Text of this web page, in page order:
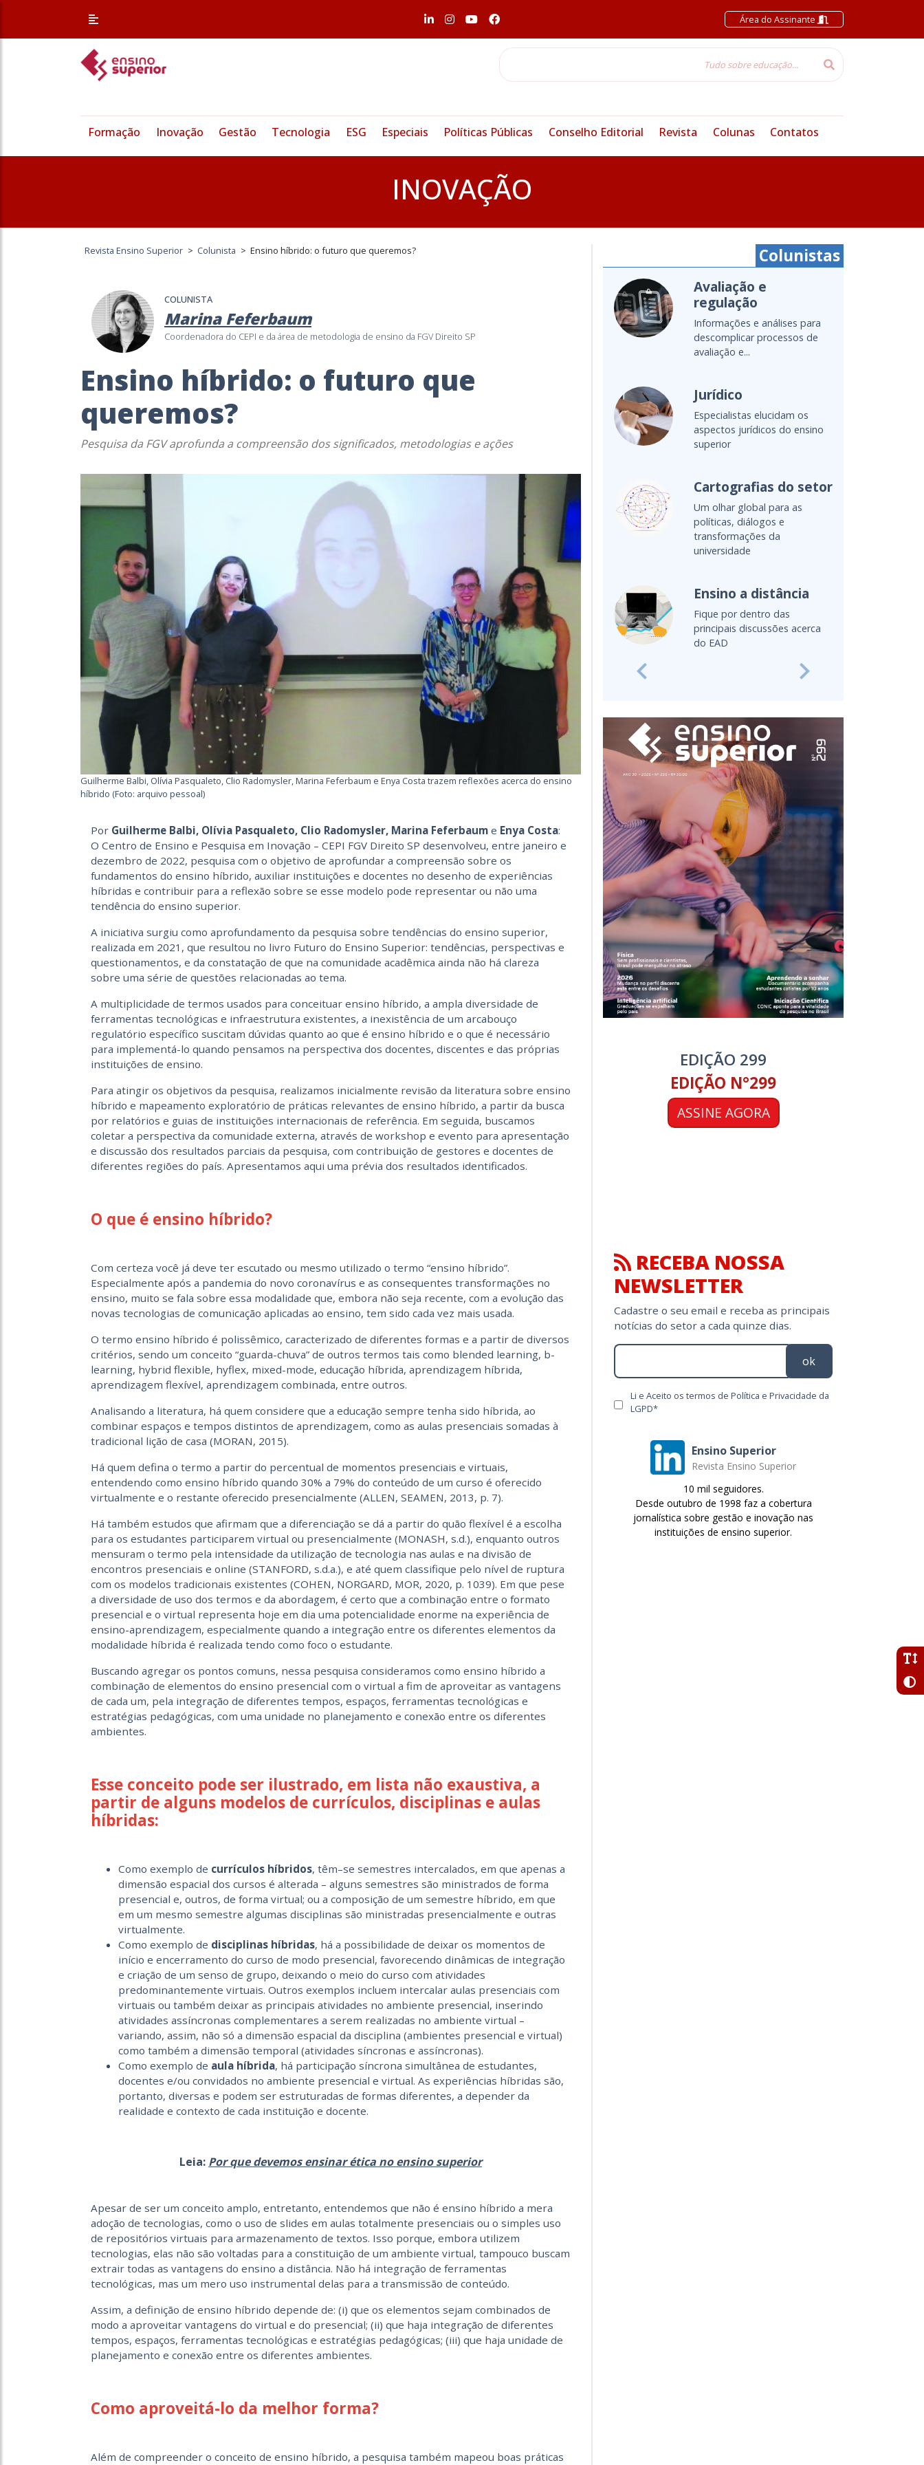
Área do Assinante
Formação Inovação Gestão Tecnologia ESG Especiais Políticas Públicas Conselho Editorial Revista Colunas Contatos
INOVAÇÃO
Revista Ensino Superior > Colunista > Ensino híbrido: o futuro que queremos?
COLUNISTA
Marina Feferbaum
Coordenadora do CEPI e da área de metodologia de ensino da FGV Direito SP
Ensino híbrido: o futuro que
queremos?
Pesquisa da FGV aprofunda a compreensão dos significados, metodologias e ações
Guilherme Balbi, Olívia Pasqualeto, Clio Radomysler, Marina Feferbaum e Enya Costa trazem reflexões acerca do ensino
híbrido (Foto: arquivo pessoal)
Por Guilherme Balbi, Olívia Pasqualeto, Clio Radomysler, Marina Feferbaum e Enya Costa:
O Centro de Ensino e Pesquisa em Inovação – CEPI FGV Direito SP desenvolveu, entre janeiro e
dezembro de 2022, pesquisa com o objetivo de aprofundar a compreensão sobre os
fundamentos do ensino híbrido, auxiliar instituições e docentes no desenho de experiências
híbridas e contribuir para a reflexão sobre se esse modelo pode representar ou não uma
tendência do ensino superior.
A iniciativa surgiu como aprofundamento da pesquisa sobre tendências do ensino superior,
realizada em 2021, que resultou no livro Futuro do Ensino Superior: tendências, perspectivas e
questionamentos, e da constatação de que na comunidade acadêmica ainda não há clareza
sobre uma série de questões relacionadas ao tema.
A multiplicidade de termos usados para conceituar ensino híbrido, a ampla diversidade de
ferramentas tecnológicas e infraestrutura existentes, a inexistência de um arcabouço
regulatório específico suscitam dúvidas quanto ao que é ensino híbrido e o que é necessário
para implementá-lo quando pensamos na perspectiva dos docentes, discentes e das próprias
instituições de ensino.
Para atingir os objetivos da pesquisa, realizamos inicialmente revisão da literatura sobre ensino
híbrido e mapeamento exploratório de práticas relevantes de ensino híbrido, a partir da busca
por relatórios e guias de instituições internacionais de referência. Em seguida, buscamos
coletar a perspectiva da comunidade externa, através de workshop e evento para apresentação
e discussão dos resultados parciais da pesquisa, com contribuição de gestores e docentes de
diferentes regiões do país. Apresentamos aqui uma prévia dos resultados identificados.
O que é ensino híbrido?
Com certeza você já deve ter escutado ou mesmo utilizado o termo “ensino híbrido”.
Especialmente após a pandemia do novo coronavírus e as consequentes transformações no
ensino, muito se fala sobre essa modalidade que, embora não seja recente, com a evolução das
novas tecnologias de comunicação aplicadas ao ensino, tem sido cada vez mais usada.
O termo ensino híbrido é polissêmico, caracterizado de diferentes formas e a partir de diversos
critérios, sendo um conceito “guarda-chuva” de outros termos tais como blended learning, b-
learning, hybrid flexible, hyflex, mixed-mode, educação híbrida, aprendizagem híbrida,
aprendizagem flexível, aprendizagem combinada, entre outros.
Analisando a literatura, há quem considere que a educação sempre tenha sido híbrida, ao
combinar espaços e tempos distintos de aprendizagem, como as aulas presenciais somadas à
tradicional lição de casa (MORAN, 2015).
Há quem defina o termo a partir do percentual de momentos presenciais e virtuais,
entendendo como ensino híbrido quando 30% a 79% do conteúdo de um curso é oferecido
virtualmente e o restante oferecido presencialmente (ALLEN, SEAMEN, 2013, p. 7).
Há também estudos que afirmam que a diferenciação se dá a partir do quão flexível é a escolha
para os estudantes participarem virtual ou presencialmente (MONASH, s.d.), enquanto outros
mensuram o termo pela intensidade da utilização de tecnologia nas aulas e na divisão de
encontros presenciais e online (STANFORD, s.d.a.), e até quem classifique pelo nível de ruptura
com os modelos tradicionais existentes (COHEN, NORGARD, MOR, 2020, p. 1039). Em que pese
a diversidade de uso dos termos e da abordagem, é certo que a combinação entre o formato
presencial e o virtual representa hoje em dia uma potencialidade enorme na experiência de
ensino-aprendizagem, especialmente quando a integração entre os diferentes elementos da
modalidade híbrida é realizada tendo como foco o estudante.
Buscando agregar os pontos comuns, nessa pesquisa consideramos como ensino híbrido a
combinação de elementos do ensino presencial com o virtual a fim de aproveitar as vantagens
de cada um, pela integração de diferentes tempos, espaços, ferramentas tecnológicas e
estratégias pedagógicas, com uma unidade no planejamento e conexão entre os diferentes
ambientes.
Esse conceito pode ser ilustrado, em lista não exaustiva, a
partir de alguns modelos de currículos, disciplinas e aulas
híbridas:
Como exemplo de currículos híbridos, têm–se semestres intercalados, em que apenas a
dimensão espacial dos cursos é alterada – alguns semestres são ministrados de forma
presencial e, outros, de forma virtual; ou a composição de um semestre híbrido, em que
em um mesmo semestre algumas disciplinas são ministradas presencialmente e outras
virtualmente.
Como exemplo de disciplinas híbridas, há a possibilidade de deixar os momentos de
início e encerramento do curso de modo presencial, favorecendo dinâmicas de integração
e criação de um senso de grupo, deixando o meio do curso com atividades
predominantemente virtuais. Outros exemplos incluem intercalar aulas presenciais com
virtuais ou também deixar as principais atividades no ambiente presencial, inserindo
atividades assíncronas complementares a serem realizadas no ambiente virtual –
variando, assim, não só a dimensão espacial da disciplina (ambientes presencial e virtual)
como também a dimensão temporal (atividades síncronas e assíncronas).
Como exemplo de aula híbrida, há participação síncrona simultânea de estudantes,
docentes e/ou convidados no ambiente presencial e virtual. As experiências híbridas são,
portanto, diversas e podem ser estruturadas de formas diferentes, a depender da
realidade e contexto de cada instituição e docente.
Leia: Por que devemos ensinar ética no ensino superior
Apesar de ser um conceito amplo, entretanto, entendemos que não é ensino híbrido a mera
adoção de tecnologias, como o uso de slides em aulas totalmente presenciais ou o simples uso
de repositórios virtuais para armazenamento de textos. Isso porque, embora utilizem
tecnologias, elas não são voltadas para a constituição de um ambiente virtual, tampouco buscam
extrair todas as vantagens do ensino a distância. Não há integração de ferramentas
tecnológicas, mas um mero uso instrumental delas para a transmissão de conteúdo.
Assim, a definição de ensino híbrido depende de: (i) que os elementos sejam combinados de
modo a aproveitar vantagens do virtual e do presencial; (ii) que haja integração de diferentes
tempos, espaços, ferramentas tecnológicas e estratégias pedagógicas; (iii) que haja unidade de
planejamento e conexão entre os diferentes ambientes.
Como aproveitá-lo da melhor forma?
Além de compreender o conceito de ensino híbrido, a pesquisa também mapeou boas práticas
Colunistas
Cultura Oceânica
Entenda a importância de
levar o oceano para a sala de
aula
Membro do Conselho
Internacional do Times Higher
Education e reitor do IESB
Especialista e consultor em
ensino superior e gestão
educacional
aprendizagem, metodologias
ativas e avaliação
Previous
EDIÇÃO N°299
ASSINE AGORA
NEWSLETTER
Cadastre o seu email e receba as principais
notícias do setor a cada quinze dias.
Li e Aceito os termos de Política e Privacidade da
LGPD*
10 mil seguidores.
Desde outubro de 1998 faz a cobertura
jornalística sobre gestão e inovação nas
instituições de ensino superior.